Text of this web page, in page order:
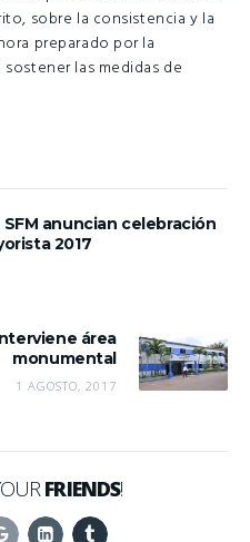
sobre la consistencia y la
preparado por la
las medidas de
anuncian celebración
2017
área
monumental
1 AGOSTO, 2017
FRIENDS!